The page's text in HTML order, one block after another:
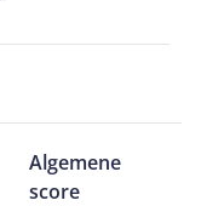
Algemene
score